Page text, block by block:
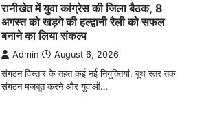
चौखुटिया में सेवा पखवाड़ा शिविर: 954 लोगों ने
लिया लाभ, 191 में से 182 शिकायतों का मौके
पर हुआ निस्तारण
Admin August 5, 2026
तड़ागताल में आयोजित सेवा पखवाड़ा शिविर में 954 लोगों
ने किया प्रतिभाग जिलाधिकारी अंशुल सिंह…